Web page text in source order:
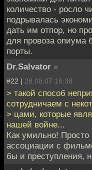
количество - росло
подрывалась
дать им отпор, но
для провоза опиума
порты.
Dr.Salvator »
#22 | 28.08.07 16:38
> такой способ
сотрудничаем с
> цами, которые
нашей войне...
Как умильно!
ассоциации с
бы и преступления,